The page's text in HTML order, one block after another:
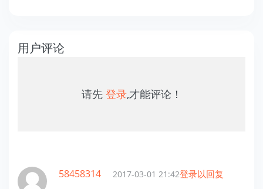
用户评论
请先 登录,才能评论！
58458314 2017-03-01 21:42登录以回复